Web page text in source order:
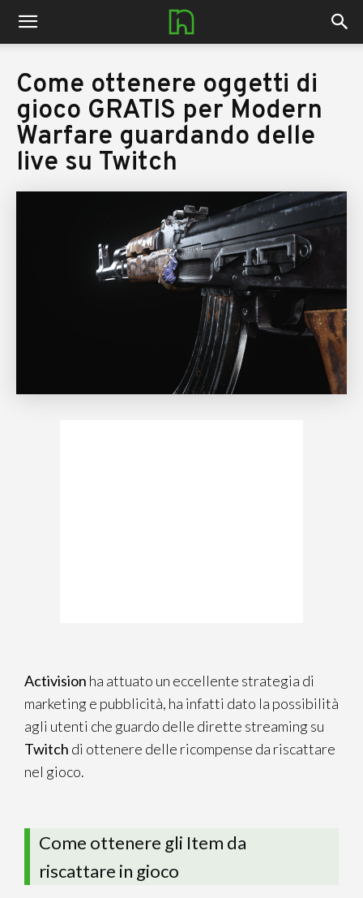
nerdhub.it
Come ottenere oggetti di
gioco GRATIS per Modern
Warfare guardando delle
live su Twitch
Activision ha attuato un eccellente strategia di
marketing e pubblicità, ha infatti dato la possibilità
agli utenti che guardo delle dirette streaming su
Twitch di ottenere delle ricompense da riscattare
nel gioco.
Come ottenere gli Item da
riscattare in gioco